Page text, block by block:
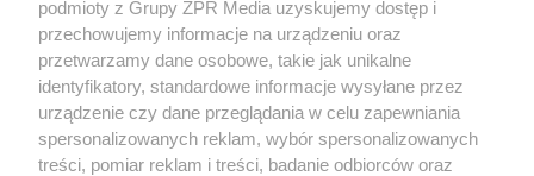
podmioty z Grupy ZPR Media uzyskujemy dostęp i
przechowujemy informacje na urządzeniu oraz
przetwarzamy dane osobowe, takie jak unikalne
identyfikatory, standardowe informacje wysyłane przez
urządzenie czy dane przeglądania w celu zapewniania
spersonalizowanych reklam, wybór spersonalizowanych
treści, pomiar reklam i treści, badanie odbiorców oraz